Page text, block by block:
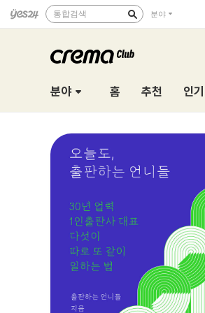
통합검색 분야
분야 홈 추천 인기